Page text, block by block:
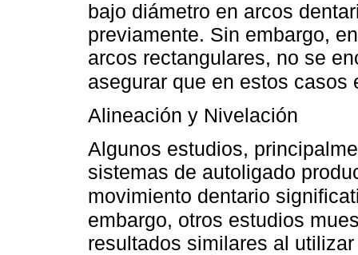
bajo diámetro en arcos
previamente. Sin embargo,
arcos rectangulares, no se
asegurar que en estos
Alineación y Nivelación
Algunos estudios,
sistemas de autoligado
movimiento dentario
embargo, otros estudios
resultados similares al